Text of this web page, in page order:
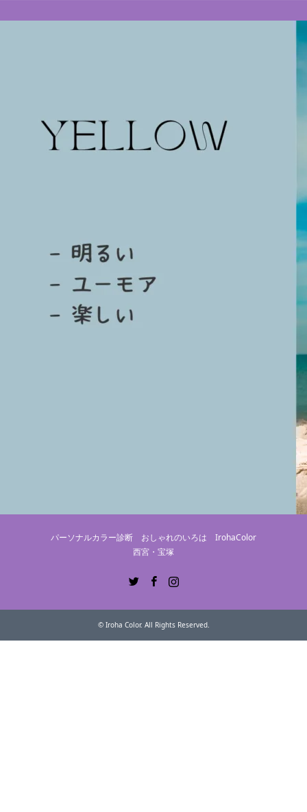
パーソナルカラー診断 おしゃれのいろは IrohaColor
西宮・宝塚
© Iroha Color. All Rights Reserved.